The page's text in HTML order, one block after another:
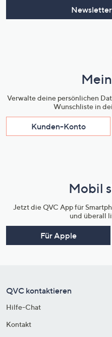
Verwalte deine persönlichen
Wunschliste in
Kunden-Konto
Mobil
Jetzt die QVC App für
und überall
Für Apple
QVC kontaktieren
Hilfe-Chat
Kontakt